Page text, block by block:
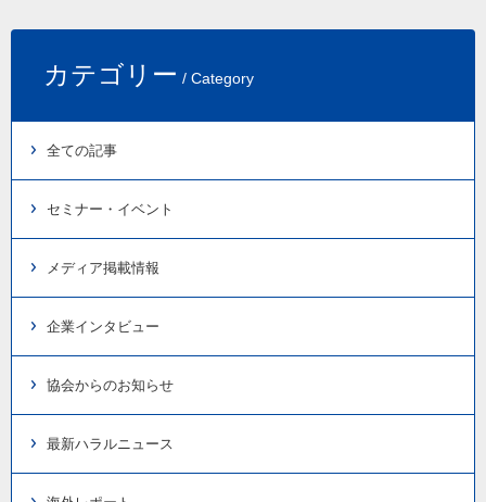
カテゴリー / Category
全ての記事
セミナー・イベント
メディア掲載情報
企業インタビュー
協会からのお知らせ
最新ハラルニュース